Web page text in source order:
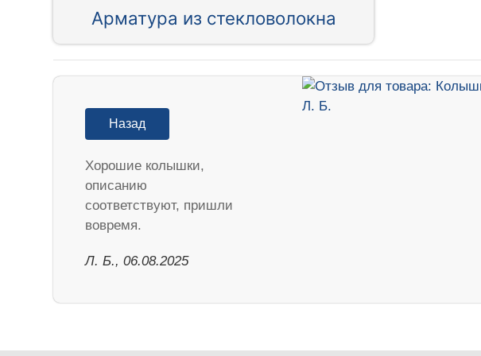
Арматура из стекловолокна
Назад
Хорошие колышки,
описанию
соответствуют, пришли
вовремя.
Л. Б., 06.08.2025